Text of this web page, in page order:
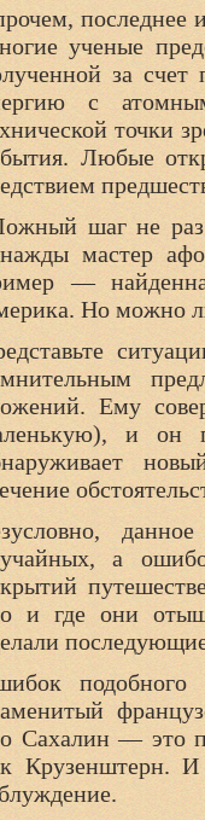
последнее
ученые
за счет
с
точки
Любые
шаг не
мастер
—
Но можно
Ему
и он
а
и где они
Сахалин — это
Крузенштерн. И